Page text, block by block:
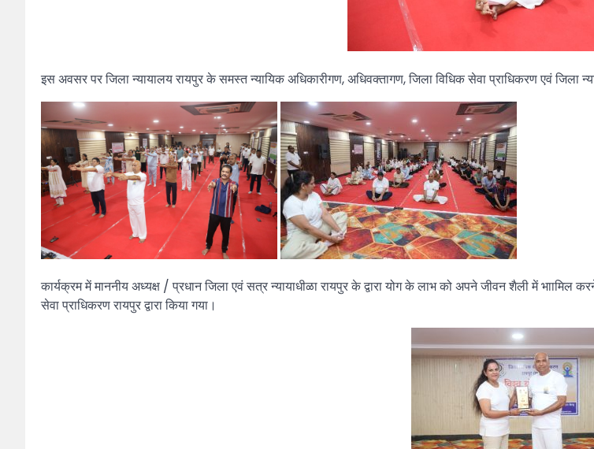
इस अवसर पर जिला न्यायालय रायपुर के समस्त न्यायिक अधिकारीगण, अधिवक्तागण, जिला विधिक सेवा प्राधिकरण एवं जिला
कार्यक्रम में माननीय अध्यक्ष / प्रधान जिला एवं सत्र न्यायाधीळा रायपुर के द्वारा योग के लाभ को अपने जीवन शैली में
सेवा प्राधिकरण रायपुर द्वारा किया गया।